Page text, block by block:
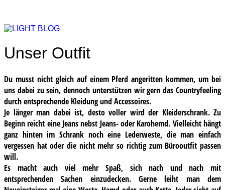
Unser Outfit
Du musst nicht gleich auf einem Pferd angeritten kommen, um bei
uns dabei zu sein, dennoch unterstützen wir gern das Countryfeeling
durch entsprechende Kleidung und Accessoires.
Je länger man dabei ist, desto voller wird der Kleiderschrank. Zu
Beginn reicht eine Jeans nebst Jeans- oder Karohemd. Vielleicht hängt
ganz hinten im Schrank noch eine Lederweste, die man einfach
vergessen hat oder die nicht mehr so richtig zum Bürooutfit passen
will.
Es macht auch viel mehr Spaß, sich nach und nach mit
entsprechenden Sachen einzudecken. Gerne leiht man dem